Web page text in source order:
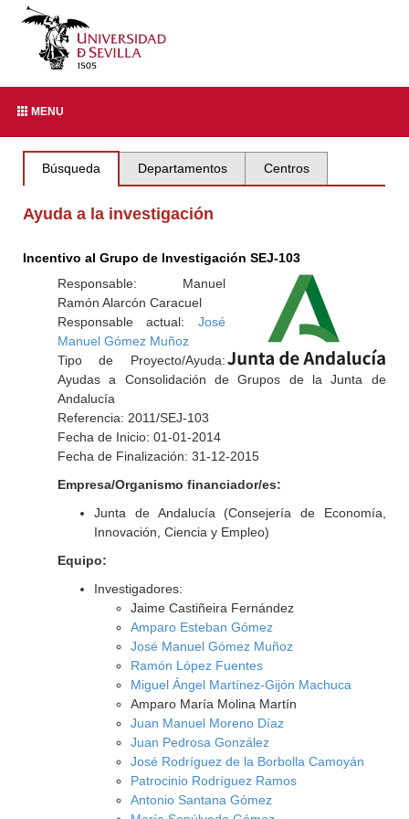
MENU
Búsqueda Departamentos Centros
Ayuda a la investigación
Incentivo al Grupo de Investigación SEJ-103
Responsable: Manuel
Ramón Alarcón Caracuel
Responsable actual: José
Manuel Gómez Muñoz
Tipo de Proyecto/Ayuda:
Ayudas a Consolidación de Grupos de la Junta de
Andalucía
Referencia: 2011/SEJ-103
Fecha de Inicio: 01-01-2014
Fecha de Finalización: 31-12-2015
Empresa/Organismo financiador/es:
Junta de Andalucía (Consejería de Economía,
Innovación, Ciencia y Empleo)
Equipo:
Investigadores:
Jaime Castiñeira Fernández
Amparo Esteban Gómez
José Manuel Gómez Muñoz
Ramón López Fuentes
Miguel Ángel Martínez-Gijón Machuca
Amparo María Molina Martín
Juan Manuel Moreno Díaz
Juan Pedrosa González
José Rodríguez de la Borbolla Camoyán
Patrocinio Rodríguez Ramos
Antonio Santana Gómez